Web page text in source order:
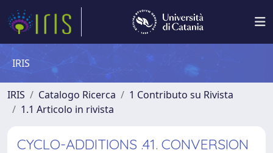
IRIS
IRIS Catalogo Ricerca
1 Contributo su Rivista
1.1 Articolo in rivista
CYCLO-ADDITIONS .41. CONVERSION